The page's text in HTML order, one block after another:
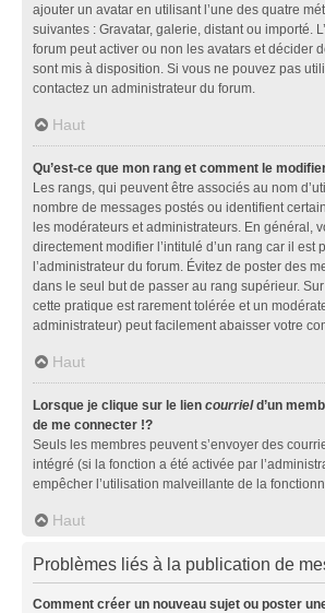
ajouter un avatar en utilisant l’une des quatre
suivantes : Gravatar, galerie, distant ou importé.
forum peut activer ou non les avatars et décider
sont mis à disposition. Si vous ne pouvez pas
contactez un administrateur du forum.
Haut
Qu’est-ce que mon rang et comment le
Les rangs, qui peuvent être associés au nom
nombre de messages postés ou identifient
les modérateurs et administrateurs. En général,
directement modifier l’intitulé d’un rang car il est
l’administrateur du forum. Évitez de poster des
dans le seul but de passer au rang supérieur.
cette pratique est rarement tolérée et un
administrateur) peut facilement abaisser votre
Haut
Lorsque je clique sur le lien courrield’un
de me connecter !?
Seuls les membres peuvent s’envoyer des
intégré (si la fonction a été activée par
empêcher l’utilisation malveillante de la
Haut
Problèmes liés à la publication de
Comment créer un nouveau sujet ou poster